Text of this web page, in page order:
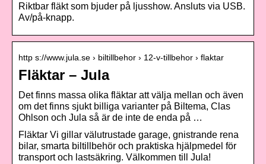
Riktbar fläkt som bjuder på ljusshow. Ansluts via USB.
Av/på-knapp.
http s://www.jula.se › biltillbehor › 12-v-tillbehor › flaktar
Fläktar – Jula
Det finns massa olika fläktar att välja mellan och även
om det finns sjukt billiga varianter på Biltema, Clas
Ohlson och Jula så är de inte de enda på …
Fläktar Vi gillar välutrustade garage, gnistrande rena
bilar, smarta biltillbehör och praktiska hjälpmedel för
transport och lastsäkring. Välkommen till Jula!